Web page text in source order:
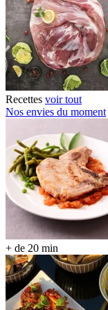
Recettes voir tout
Nos envies du moment
+ de 20 min